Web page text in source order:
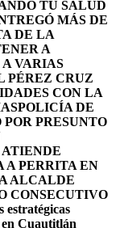
TU SALUD
MÁS DE
DE LA
A
A VARIAS
PÉREZ CRUZ
CON LA
POLICÍA DE
PRESUNTO
A PERRITA EN
ALCALDE
CONSECUTIVO
estratégicas
Cuautitlán